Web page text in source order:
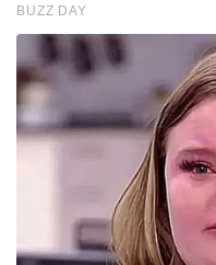
BUZZ DAY